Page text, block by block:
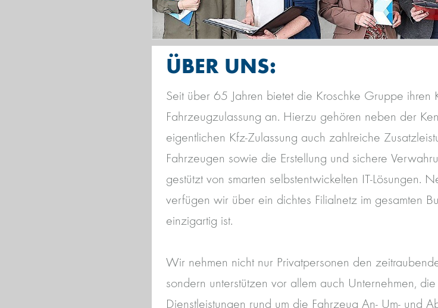
ÜBER UNS:
Seit über 65 Jahren bietet die Kroschke Gruppe ihren
Fahrzeugzulassung an. Hierzu gehören neben der
eigentlichen Kfz-Zulassung auch zahlreiche
Fahrzeugen sowie die Erstellung und sichere
gestützt von smarten selbstentwickelten IT-Lösungen.
verfügen wir über ein dichtes Filialnetz im gesamten
einzigartig ist.
Wir nehmen nicht nur Privatpersonen den
sondern unterstützen vor allem auch Unternehmen,
Dienstleistungen rund um die Fahrzeug An- Um- und